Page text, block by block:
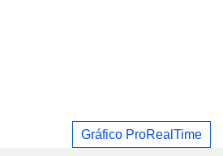
Gráfico ProRealTime